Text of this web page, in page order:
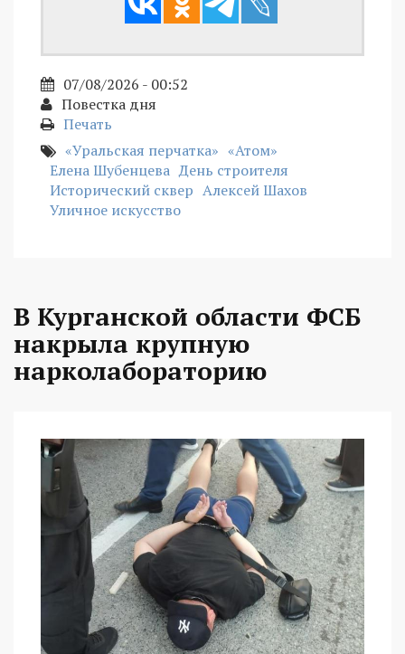
07/08/2026 - 00:52
Повестка дня
Печать
«Уральская перчатка» «Атом»
Елена Шубенцева День строителя
Исторический сквер Алексей Шахов
Уличное искусство
В Курганской области ФСБ
накрыла крупную
нарколабораторию